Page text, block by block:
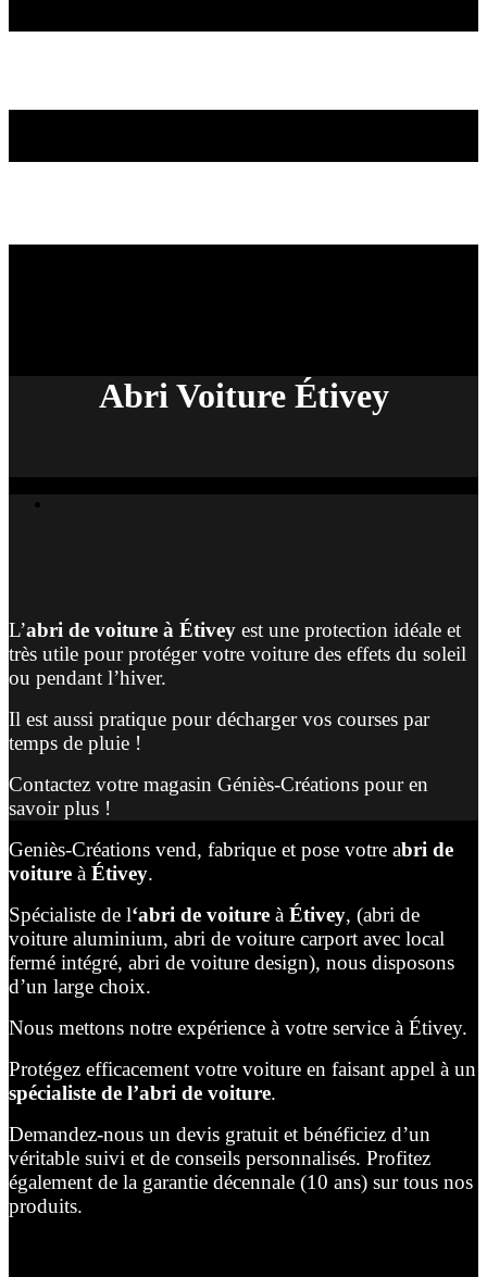
Abri Voiture Étivey
L’abri de voiture à Étivey est une protection idéale et
très utile pour protéger votre voiture des effets du soleil
ou pendant l’hiver.
Il est aussi pratique pour décharger vos courses par
temps de pluie !
Contactez votre magasin Géniès-Créations pour en
savoir plus !
Geniès-Créations vend, fabrique et pose votre abri de
voiture à Étivey.
Spécialiste de l‘abri de voiture à Étivey, (abri de
voiture aluminium, abri de voiture carport avec local
fermé intégré, abri de voiture design), nous disposons
d’un large choix.
Nous mettons notre expérience à votre service à Étivey.
Protégez efficacement votre voiture en faisant appel à un
spécialiste de l’abri de voiture.
Demandez-nous un devis gratuit et bénéficiez d’un
véritable suivi et de conseils personnalisés. Profitez
également de la garantie décennale (10 ans) sur tous nos
produits.